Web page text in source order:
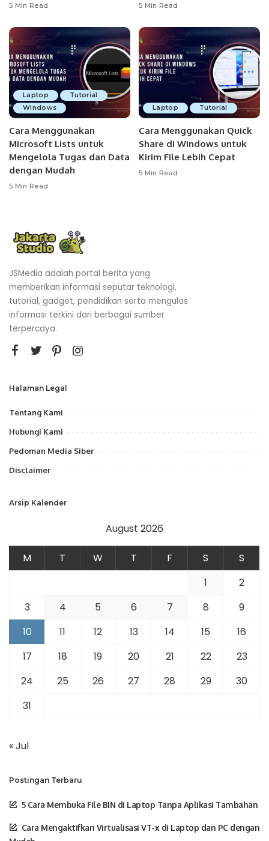
5 Min Read 5 Min Read
Laptop
Tutorial
Windows
Cara Menggunakan
Microsoft Lists untuk
Mengelola Tugas dan Data
dengan Mudah
5 Min Read
Laptop Tutorial
Cara Menggunakan Quick
Share di Windows untuk
Kirim File Lebih Cepat
5 Min Read
JSMedia adalah portal berita yang
memberikan informasi seputar teknologi,
tutorial, gadget, pendidikan serta mengulas
informasi terkini dari berbagai sumber
terpercaya.
Halaman Legal
Tentang Kami
Hubungi Kami
Pedoman Media Siber
Disclaimer
Arsip Kalender
August 2026
M T W T F S
S
1
2
3
4 5 6 7 8
9
10
11 12 13 14 15
16
17
18 19 20 21 22
23
24
25 26 27 28 29
30
31
« Jul
Postingan Terbaru
5 Cara Membuka File BIN di Laptop Tanpa Aplikasi Tambahan
Cara Mengaktifkan Virtualisasi VT-x di Laptop dan PC dengan